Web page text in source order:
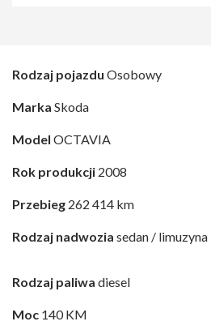
Rodzaj pojazdu Osobowy
Marka Skoda
Model OCTAVIA
Rok produkcji 2008
Przebieg 262 414 km
Rodzaj nadwozia sedan / limuzyna
Rodzaj paliwa diesel
Moc 140 KM